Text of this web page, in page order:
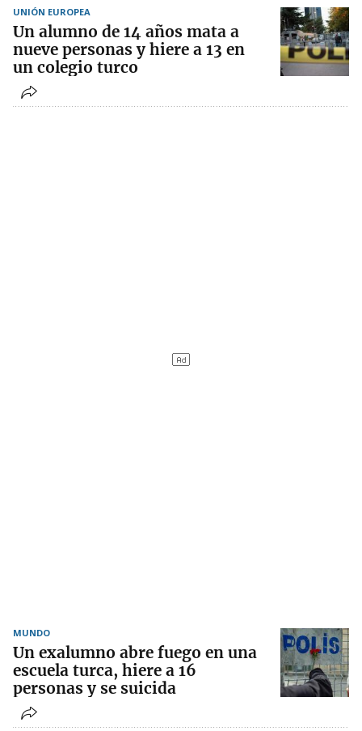
UNIÓN EUROPEA
Un alumno de 14 años mata a
nueve personas y hiere a 13 en
un colegio turco
MUNDO
Un exalumno abre fuego en una
escuela turca, hiere a 16
personas y se suicida